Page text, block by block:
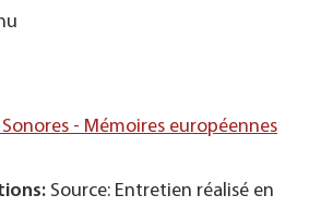
- Mémoires européennes
Source: Entretien réalisé en